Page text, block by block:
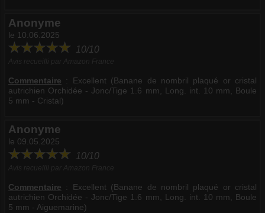
Anonyme
le 10.06.2025
10/10
Commentaire : Excellent (Banane de nombril plaqué or cristal
autrichien Orchidée - Jonc/Tige 1.6 mm, Long. int. 10 mm, Boule
5 mm - Cristal)
Anonyme
le 09.05.2025
10/10
Commentaire : Excellent (Banane de nombril plaqué or cristal
autrichien Orchidée - Jonc/Tige 1.6 mm, Long. int. 10 mm, Boule
5 mm - Aiguemarine)